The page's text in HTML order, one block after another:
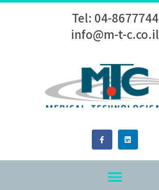
Tel: 04-8677744
info@m-t-c.co.il